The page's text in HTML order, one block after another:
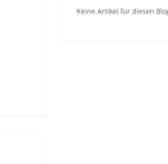
Keine Artikel für diesen